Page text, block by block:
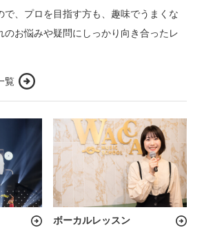
で、プロを目指す方も、趣味でうまくな
のお悩みや疑問にしっかり向き合ったレ
覧
ボーカルレッスン